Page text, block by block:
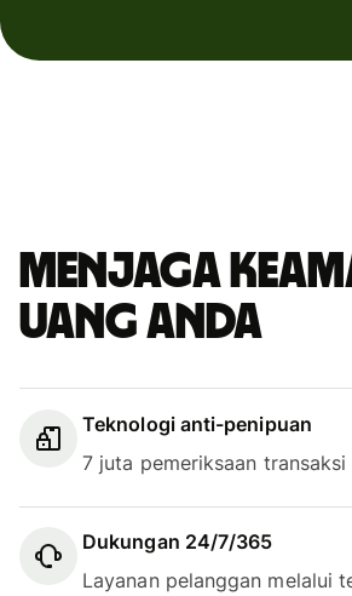
Menjaga
uang Anda
Teknologi anti-penipuan
7 juta pemeriksaan transaksi
Dukungan 24/7/365
Layanan pelanggan melalui